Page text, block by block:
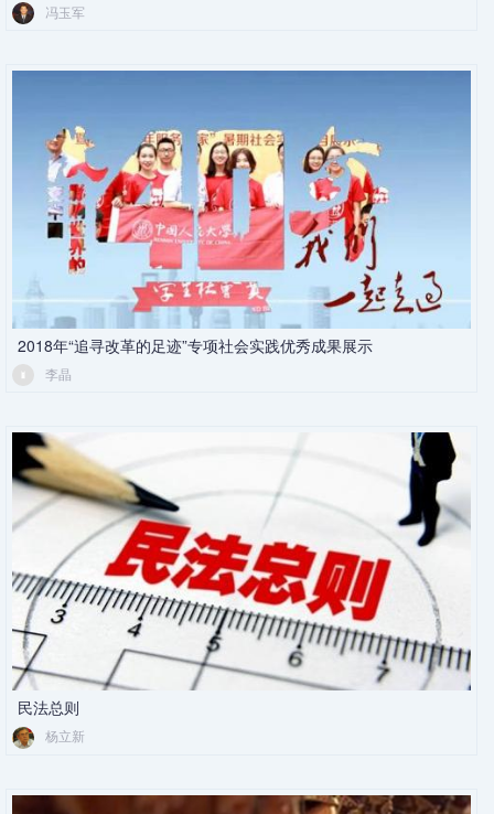
冯玉军
2018年“追寻改革的足迹”专项社会实践优秀成果展示
李晶
民法总则
杨立新